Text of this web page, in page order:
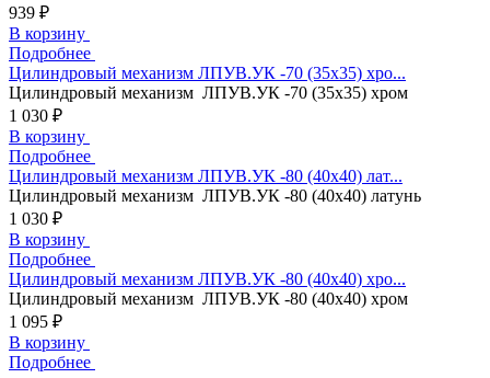
939 ₽
В корзину
Подробнее
Цилиндровый механизм ЛПУВ.УК -70 (35х35) хро...
Цилиндровый механизм ЛПУВ.УК -70 (35х35) хром
1 030 ₽
В корзину
Подробнее
Цилиндровый механизм ЛПУВ.УК -80 (40х40) лат...
Цилиндровый механизм ЛПУВ.УК -80 (40х40) латунь
1 030 ₽
В корзину
Подробнее
Цилиндровый механизм ЛПУВ.УК -80 (40х40) хро...
Цилиндровый механизм ЛПУВ.УК -80 (40х40) хром
1 095 ₽
В корзину
Подробнее